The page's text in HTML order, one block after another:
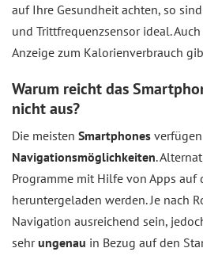
auf Ihre Gesundheit achten, so
und Trittfrequenzsensor ideal.
Anzeige zum Kalorienverbrauch
Warum reicht das
nicht aus?
Die meisten Smartphones
Navigationsmöglichkeiten.
Programme mit Hilfe von Apps auf
heruntergeladen werden. Je nach
Navigation ausreichend sein,
sehrungenau in Bezug auf den